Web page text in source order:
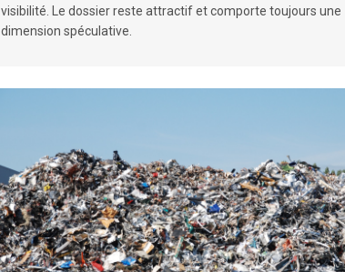
visibilité. Le dossier reste attractif et comporte toujours une
dimension spéculative.